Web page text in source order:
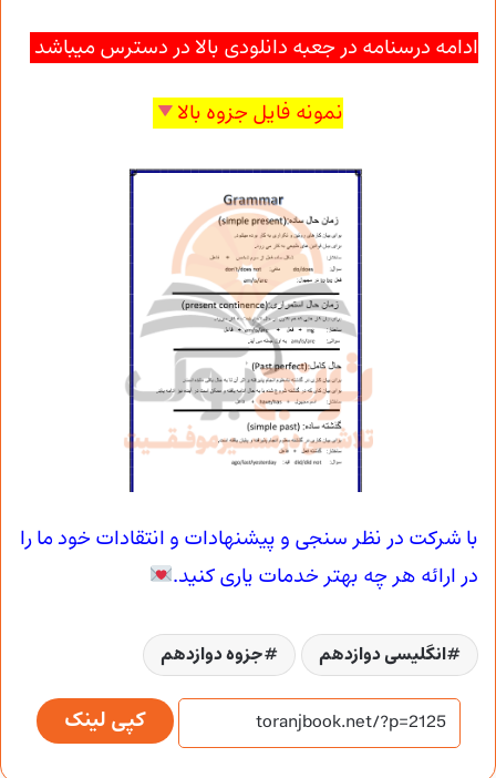
ادامه درسنامه در جعبه دانلودی بالا در دسترس میباشد
نمونه فایل جزوه بالا
با شرکت در نظر سنجی و پیشنهادات و انتقادات خود ما را
در ارائه هر چه بهتر خدمات یاری کنید.
انگلیسی دوازدهم جزوه دوازدهم
کپی لینک